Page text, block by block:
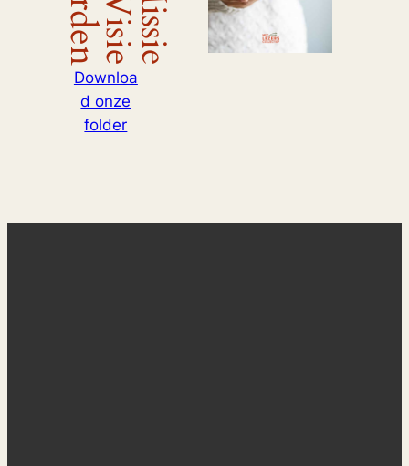
Visie
Downloa
d onze
folder